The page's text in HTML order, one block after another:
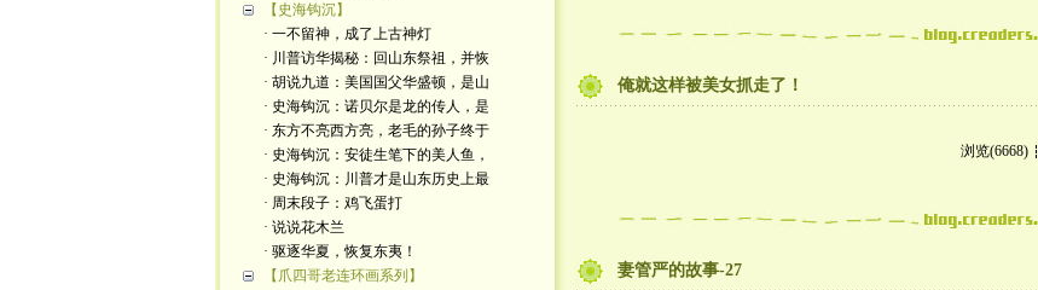
【史海钩沉】
· 一不留神，成了上古神灯
· 川普访华揭秘：回山东祭祖，并恢
· 胡说九道：美国国父华盛顿，是山
· 史海钩沉：诺贝尔是龙的传人，是
· 东方不亮西方亮，老毛的孙子终于
· 史海钩沉：安徒生笔下的美人鱼，
· 史海钩沉：川普才是山东历史上最
· 周末段子：鸡飞蛋打
· 说说花木兰
· 驱逐华夏，恢复东夷！
【爪四哥老连环画系列】
俺就这样被美女抓走了！
浏览(6668)
妻管严的故事-27